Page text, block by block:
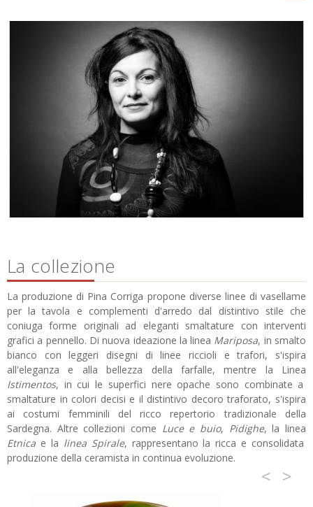
La collezione
La produzione di Pina Corriga propone diverse linee di vasellame
per la tavola e complementi d'arredo dal distintivo stile che
coniuga forme originali ad eleganti smaltature con interventi
grafici a pennello. Di nuova ideazione la linea Mariposa, in smalto
bianco con leggeri disegni di linee riccioli e trafori, s'ispira
all'eleganza e alla bellezza della farfalle, mentre la Linea
Istimentos, in cui le superfici nere opache sono combinate a
smaltature in colori decisi e il distintivo decoro traforato, s'ispira
ai costumi femminili del ricco repertorio tradizionale della
Sardegna. Altre collezioni come Luce e buio, Pidighe, la linea
Etnica e la linea Spirale, rappresentano la ricca e consolidata
produzione della ceramista in continua evoluzione.
< >